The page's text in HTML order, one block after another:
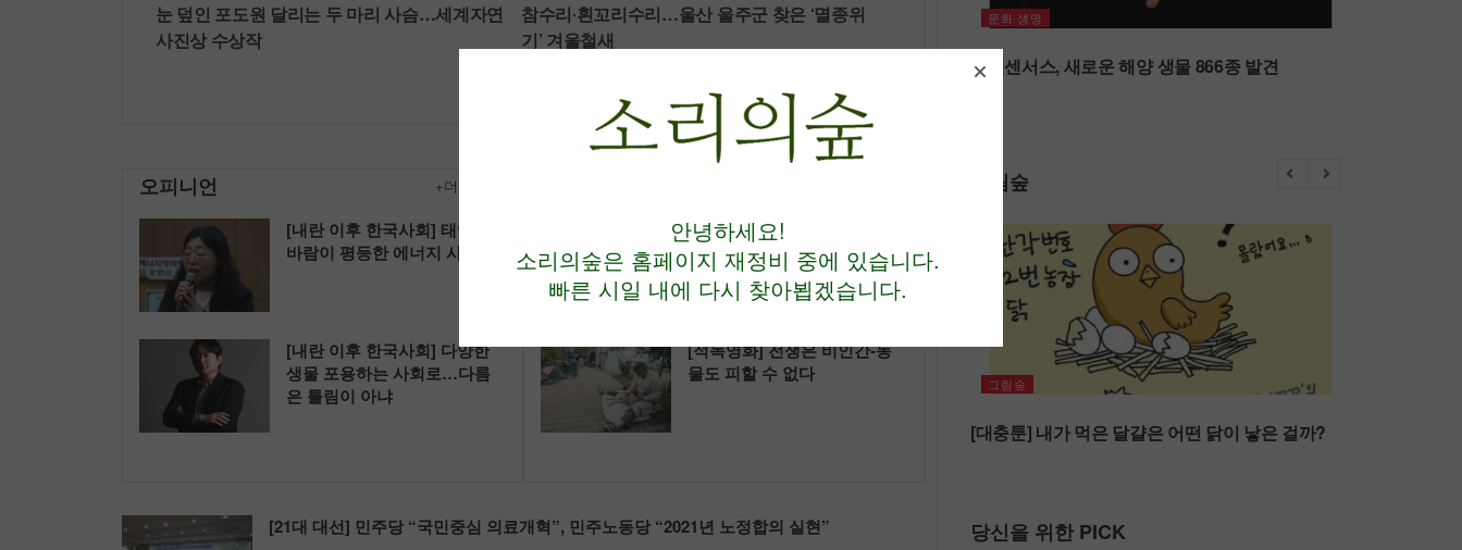
눈 덮인 포도원 달리는 두 마리 사슴…세계자연
사진상 수상작
참수리‧흰꼬리수리…울산 울주군 찾은 ‘멸종위
기’ 겨울철새
오피니언 +더보기
[내란 이후 한국사회] 태양과
바람이 평등한 에너지 사회로
[내란 이후 한국사회] 다양한
생물 포용하는 사회로…다름
은 틀림이 아냐
[적녹영화] 인도 이주노동자의
고향 찾아 2000km 자전거 여
행
[적녹영화] 전쟁은 비인간-동
물도 피할 수 없다
[21대 대선] 민주당 “국민중심 의료개혁”, 민주노동당 “2021년 노정합의 실현”
문화‧생명
오션센서스, 새로운 해양 생물 866종 발견
그림숲
그림숲
[대충툰] 내가 먹은 달걀은 어떤 닭이 낳은 걸까?
당신을 위한 PICK
안녕하세요!
소리의숲은 홈페이지 재정비 중에 있습니다.
빠른 시일 내에 다시 찾아뵙겠습니다.